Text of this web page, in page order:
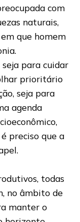
com
naturais,
que homem
para cuidar
prioritário
seja para
agenda
preciso que a
todas
no âmbito de
manter o